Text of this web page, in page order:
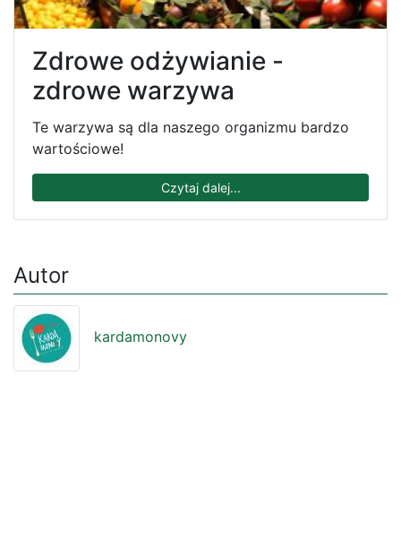
Zdrowe odżywianie -
zdrowe warzywa
Te warzywa są dla naszego organizmu bardzo
wartościowe!
Czytaj dalej...
Autor
kardamonovy